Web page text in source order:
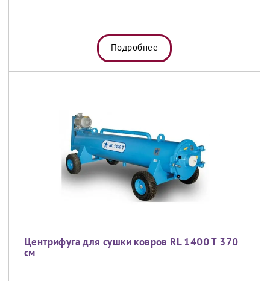
Подробнее
Центрифуга для сушки ковров RL 1400 T 370
см